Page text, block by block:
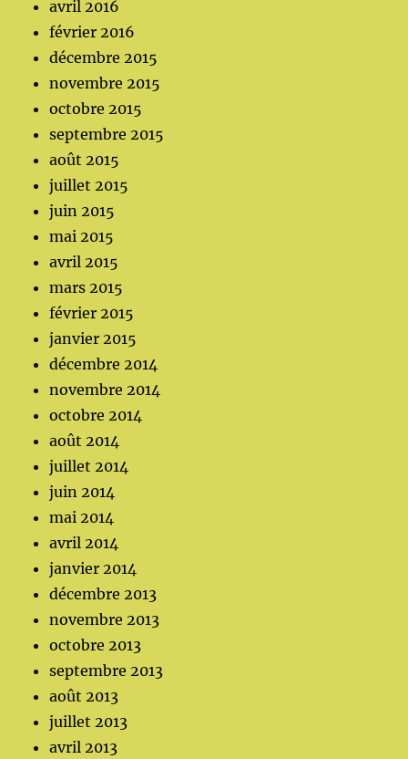
avril 2016
février 2016
décembre 2015
novembre 2015
octobre 2015
septembre 2015
août 2015
juillet 2015
juin 2015
mai 2015
avril 2015
mars 2015
février 2015
janvier 2015
décembre 2014
novembre 2014
octobre 2014
août 2014
juillet 2014
juin 2014
mai 2014
avril 2014
janvier 2014
décembre 2013
novembre 2013
octobre 2013
septembre 2013
août 2013
juillet 2013
avril 2013